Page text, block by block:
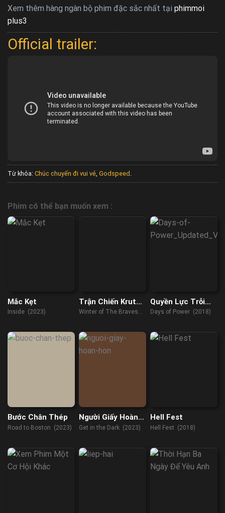
Xem thêm hàng ngàn bộ phim đặc sắc nhất tại phimmoi
plus3
Official trailer:
Từ khóa: Chúc chuyến đi vui vẻ Godspeed
Phim có thể bạn muốn xem :
Mắc Kẹt
Inside (2023)
Trận Chiến Kruty
1918
Winter of The Braves
Quyền Lực Trỗi
Dậy
Days of Power (2018)
Bước Chân Thép
Road to Boston (2023)
Người Giấy Hoàn
Hồn
Get in the Dark (2023)
Hell Fest
Hell Fest (2018)